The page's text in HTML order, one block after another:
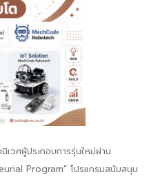
เวศผู้ประกอบการรุ่นใหม่ผ่าน
Program” โปรแกรมสนับสนุน